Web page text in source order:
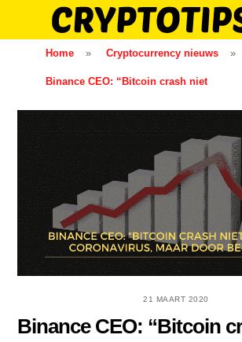
Home » Cryptocurrency nieuws »
Binance CEO: “Bitcoin crash niet
21 MAART 2020
Binance CEO: “Bitcoin